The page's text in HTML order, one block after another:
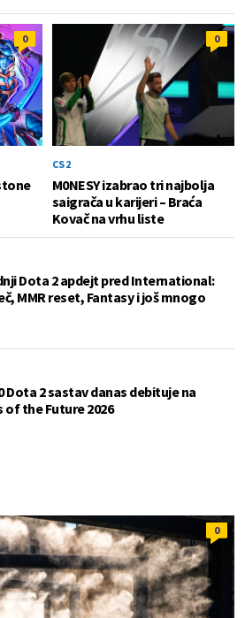
0 0
CS2
M0NESY izabrao tri najbolja
saigrača u karijeri – Braća
Kovač na vrhu liste
Dota 2 apdejt pred International:
MMR reset, Fantasy i još mnogo
Dota 2 sastav danas debituje na
of the Future 2026
0